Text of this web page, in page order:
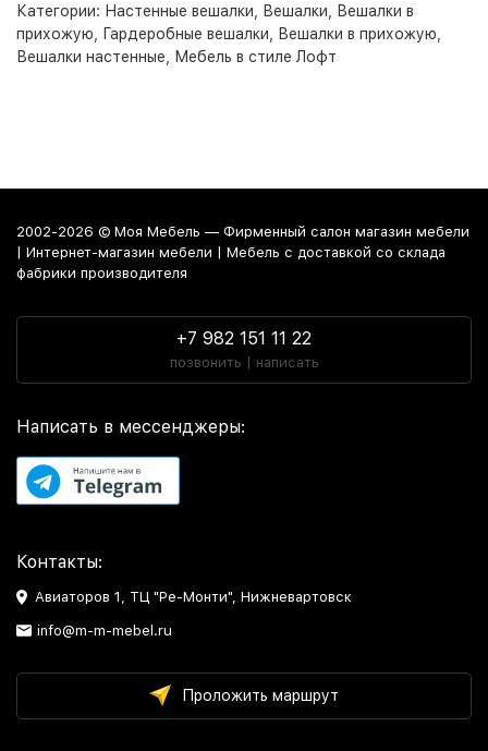
Категории: Настенные вешалки Вешалки
Вешалки в
прихожую
Гардеробные вешалки Вешалки в прихожую
Вешалки настенные
Мебель в стиле Лофт
2002-2026 © Моя Мебель — Фирменный салон магазин мебели
| Интернет-магазин мебели | Мебель с доставкой со склада
фабрики производителя
+7 982 151 11 22
позвонить | написать
Написать в мессенджеры:
Контакты:
Авиаторов 1, ТЦ "Ре-Монти", Нижневартовск
info@m-m-mebel.ru
Проложить маршрут